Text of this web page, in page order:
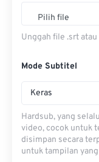
Pilih file
Unggah file .srt atau
Mode Subtitel
Keras
Hardsub, yang
video, cocok untuk
disimpan secara
untuk tampilan